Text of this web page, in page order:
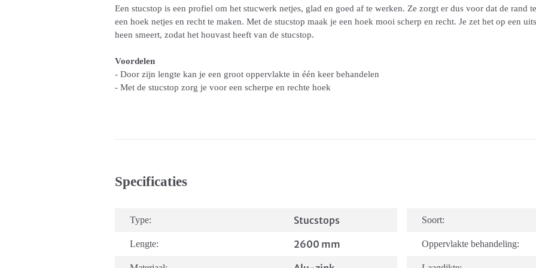
Een stucstop is een profiel om het stucwerk netjes, glad en goed af te werken. Ze zorgt er dus voor dat de rand
een hoek netjes en recht te maken. Met de stucstop maak je een hoek mooi scherp en recht. Je zet het op een
heen smeert, zodat het houvast heeft van de stucstop.
Voordelen
- Door zijn lengte kan je een groot oppervlakte in één keer behandelen
- Met de stucstop zorg je voor een scherpe en rechte hoek
Specificaties
Type: Stucstops Soort:
Lengte: 2600 mm Oppervlakte behandeling: